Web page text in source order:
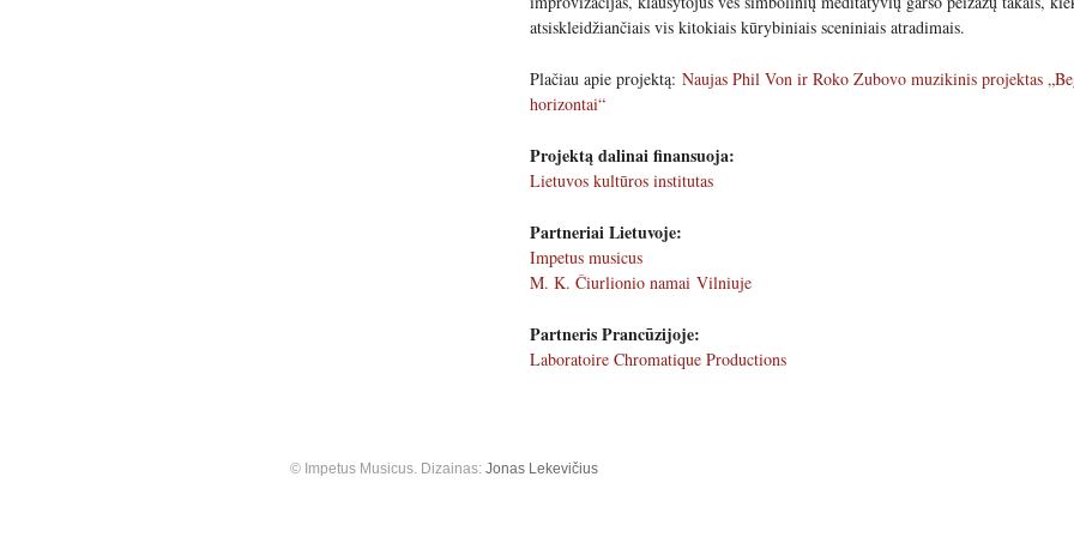
atsiskleidžiančiais vis kitokiais kūrybiniais sceniniais atradimais.
Plačiau apie projektą: Naujas Phil Von ir Roko Zubovo muzikinis projektas
horizontai“
Projektą dalinai finansuoja:
Lietuvos kultūros institutas
Partneriai Lietuvoje:
Impetus musicus
M. K. Čiurlionio namai Vilniuje
Partneris Prancūzijoje:
Laboratoire Chromatique Productions
© Impetus Musicus. Dizainas: Jonas Lekevičius